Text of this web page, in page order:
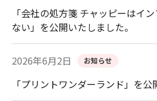
「会社の処方箋 チャッピーはイ
ない」を公開いたしました。
2026年6月2日 お知らせ
「プリントワンダーランド」を公